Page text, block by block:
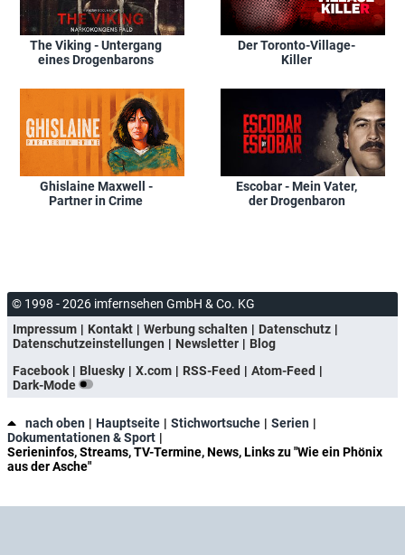
The Viking - Untergang
eines Drogenbarons
Der Toronto-Village-
Killer
Ghislaine Maxwell -
Partner in Crime
Escobar - Mein Vater,
der Drogenbaron
© 1998 - 2026 imfernsehen GmbH & Co. KG
Impressum
Kontakt Werbung schalten
Datenschutz
Datenschutzeinstellungen
Newsletter
Blog
Facebook
Bluesky X.com RSS-Feed
Atom-Feed
Dark-Mode
nach oben Hauptseite Stichwortsuche
Serien
Dokumentationen & Sport
Serieninfos, Streams, TV-Termine, News, Links zu "Wie ein Phönix
aus der Asche"